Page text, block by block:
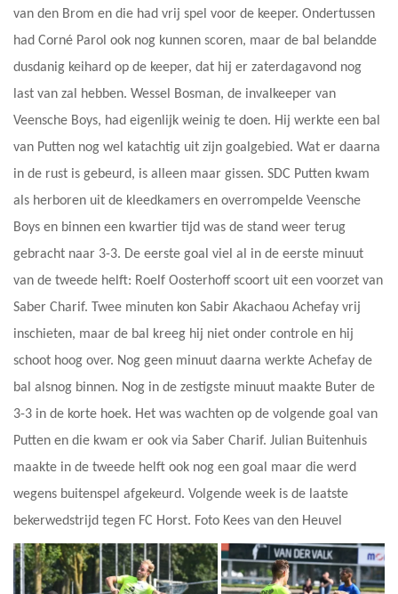
van den Brom en die had vrij spel voor de keeper. Ondertussen
had Corné Parol ook nog kunnen scoren, maar de bal belandde
dusdanig keihard op de keeper, dat hij er zaterdagavond nog
last van zal hebben. Wessel Bosman, de invalkeeper van
Veensche Boys, had eigenlijk weinig te doen. Hij werkte een bal
van Putten nog wel katachtig uit zijn goalgebied. Wat er daarna
in de rust is gebeurd, is alleen maar gissen. SDC Putten kwam
als herboren uit de kleedkamers en overrompelde Veensche
Boys en binnen een kwartier tijd was de stand weer terug
gebracht naar 3-3. De eerste goal viel al in de eerste minuut
van de tweede helft: Roelf Oosterhoff scoort uit een voorzet van
Saber Charif. Twee minuten kon Sabir Akachaou Achefay vrij
inschieten, maar de bal kreeg hij niet onder controle en hij
schoot hoog over. Nog geen minuut daarna werkte Achefay de
bal alsnog binnen. Nog in de zestigste minuut maakte Buter de
3-3 in de korte hoek. Het was wachten op de volgende goal van
Putten en die kwam er ook via Saber Charif. Julian Buitenhuis
maakte in de tweede helft ook nog een goal maar die werd
wegens buitenspel afgekeurd. Volgende week is de laatste
bekerwedstrijd tegen FC Horst. Foto Kees van den Heuvel